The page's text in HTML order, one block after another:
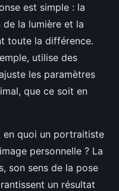
est simple : la
la lumière et la
toute la différence.
utilise des
les paramètres
que ce soit en
en quoi un portraitiste
personnelle ? La
son sens de la pose
un résultat